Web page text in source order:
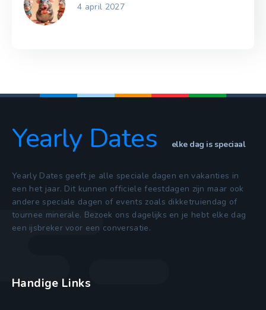
4 april 2027
Yearly Dates elke dag is speciaal
Yearly Dates geeft je alle speciale dagen en vakanties in
een het jaar. Dit kunnen officiele feestdagen zijn maar ook
andere speciale dagen of events zoals dikketruiendag of
tournee minerale. Bezoek ons dagelijks en je hebt elke dag
een ijsbreker voor een conversatie.
Handige Links